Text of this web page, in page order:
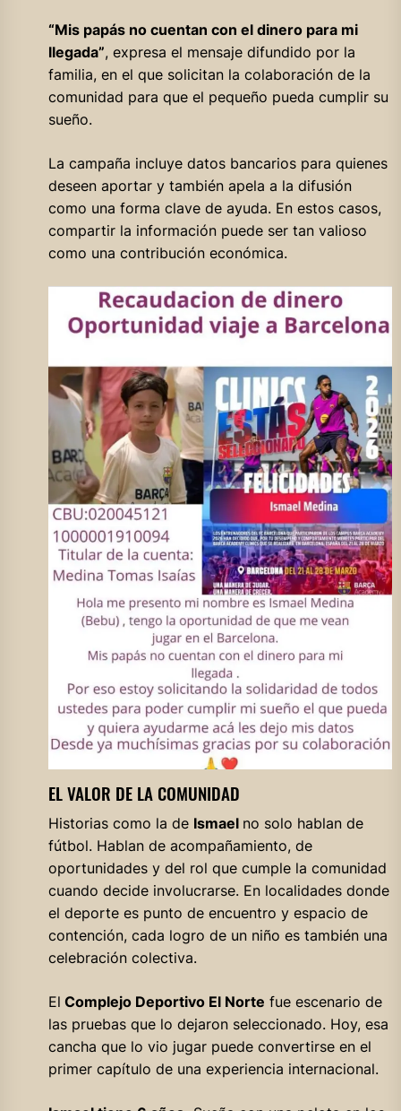
“Mis papás no cuentan con el dinero para mi
llegada”, expresa el mensaje difundido por la
familia, en el que solicitan la colaboración de la
comunidad para que el pequeño pueda cumplir su
sueño.
La campaña incluye datos bancarios para quienes
deseen aportar y también apela a la difusión
como una forma clave de ayuda. En estos casos,
compartir la información puede ser tan valioso
como una contribución económica.
EL VALOR DE LA COMUNIDAD
Historias como la de Ismael no solo hablan de
fútbol. Hablan de acompañamiento, de
oportunidades y del rol que cumple la comunidad
cuando decide involucrarse. En localidades donde
el deporte es punto de encuentro y espacio de
contención, cada logro de un niño es también una
celebración colectiva.
El Complejo Deportivo El Norte fue escenario de
las pruebas que lo dejaron seleccionado. Hoy, esa
cancha que lo vio jugar puede convertirse en el
primer capítulo de una experiencia internacional.